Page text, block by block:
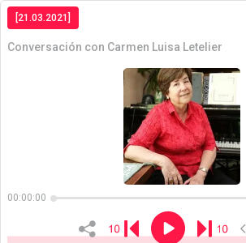
[21.03.2021]
Conversación con Carmen Luisa Letelier
00:00:00